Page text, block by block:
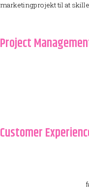
marketingprojekt til at
Project
Customer